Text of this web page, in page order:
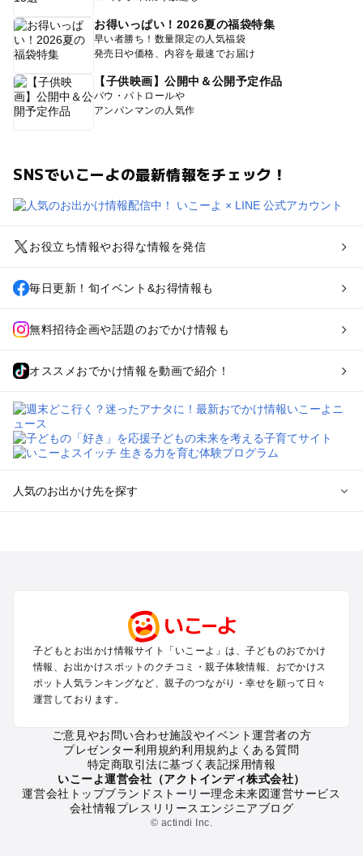
お得いっぱい！2026夏の福袋特集
早い者勝ち！数量限定の人気福袋
発売日や価格、内容を最速でお届け
【子供映画】公開中＆公開予定作品
パウ・パトロールや
アンパンマンの人気作
SNSでいこーよの最新情報をチェック！
お役立ち情報やお得な情報を発信
毎日更新！旬イベント&お得情報も
無料招待企画や話題のおでかけ情報も
オススメおでかけ情報を動画で紹介！
人気のお出かけ先を探す
関西のプールおでかけ
中国･四国のプールおでかけ
九州･沖縄のプールおでかけ
定番お出かけスポット
牧場
子どもとお出かけ情報サイト「いこーよ」は、子どものおでかけ
情報、お出かけスポットのクチコミ・親子体験情報、おでかけス
ポット人気ランキングなど、親子のつながり・幸せを願って日々
運営しております。
ご意見やお問い合わせ施設やイベント運営者の方
プレゼンター利用規約利用規約よくある質問
特定商取引法に基づく表記採用情報
いこーよ運営会社（アクトインディ株式会社）
運営会社トップブランドストーリー理念未来図運営サービス
会社情報プレスリリース エンジニアブログ
© actindi Inc.